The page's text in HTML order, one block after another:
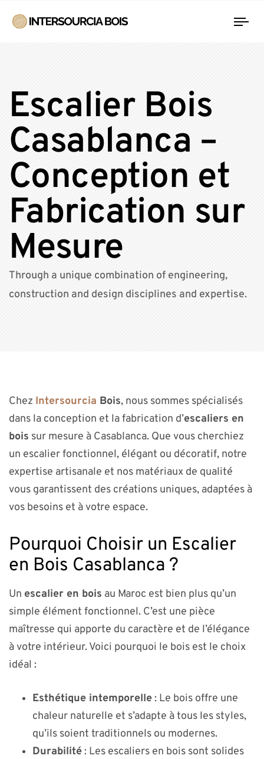
Escalier Bois
Casablanca –
Conception et
Fabrication sur
Mesure
Through a unique combination of engineering,
construction and design disciplines and expertise.
Chez Intersourcia Bois, nous sommes spécialisés
dans la conception et la fabrication d’escaliers en
bois sur mesure à Casablanca. Que vous cherchiez
un escalier fonctionnel, élégant ou décoratif, notre
expertise artisanale et nos matériaux de qualité
vous garantissent des créations uniques, adaptées à
vos besoins et à votre espace.
Pourquoi Choisir un Escalier
en Bois Casablanca ?
Un escalier en bois au Maroc est bien plus qu’un
simple élément fonctionnel. C’est une pièce
maîtresse qui apporte du caractère et de l’élégance
à votre intérieur. Voici pourquoi le bois est le choix
idéal :
Esthétique intemporelle: Le bois offre une
chaleur naturelle et s’adapte à tous les styles,
qu’ils soient traditionnels ou modernes.
Durabilité: Les escaliers en bois sont solides